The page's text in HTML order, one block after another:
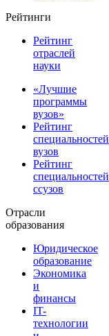
Рейтинги
Рейтинг
отраслей
науки
«Лучшие
программы
вузов»
Рейтинг
специальностей
вузов
Рейтинг
специальностей
ссузов
Отрасли
образования
Юридическое
образование
Экономика
и
финансы
IT-
технологии